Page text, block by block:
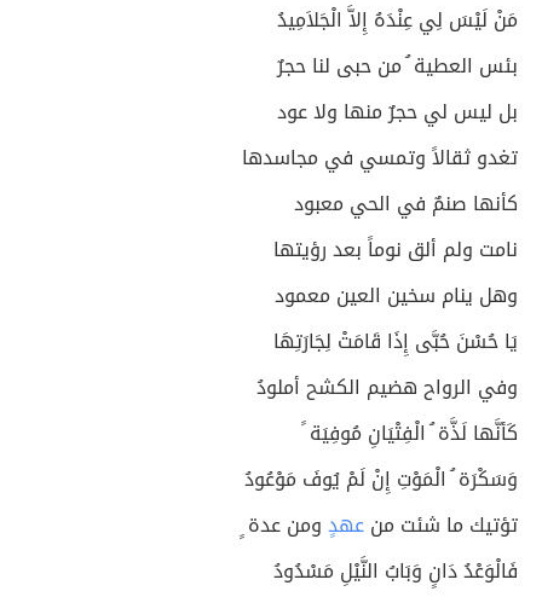
مَنْ لَيْسَ لِي عِنْدَهُ إِلاَّ الْجَلاَمِيدُ
بئس العطية ُ من حبى لنا حجرٌ
بل ليس لي حجرٌ منها ولا عود
تغدو ثقالاً وتمسي في مجاسدها
كأنها صنمٌ في الحي معبود
نامت ولم ألق نوماً بعد رؤيتها
وهل ينام سخين العين معمود
يَا حُسْنَ حُبَّى إِذَا قَامَتْ لِجَارَتِهَا
وفي الرواح هضيم الكشح أملودُ
كَأنَّها لَذَّة ُ الْفِتْيَانِ مُوفِيَة ً
وَسَكْرَة ُ الْمَوْتِ إِنْ لَمْ يُوفَ مَوْعُودُ
تؤتيك ما شئت منعهدٍومن عدة ٍ
فَالْوَعْدُ دَانٍ وَبَابُ النَّيْلِ مَسْدُودُ